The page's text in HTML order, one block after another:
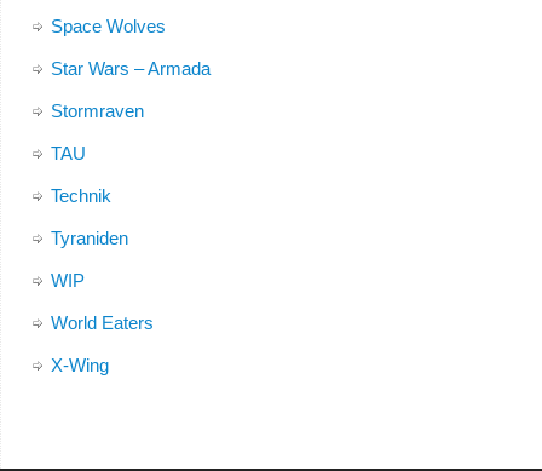
Space Wolves
Star Wars – Armada
Stormraven
TAU
Technik
Tyraniden
WIP
World Eaters
X-Wing